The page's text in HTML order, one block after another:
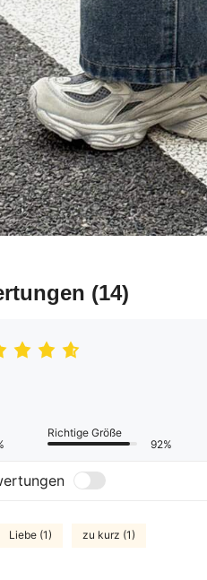
(14)
Richtige Größe
92%
Liebe (1) zu kurz (1)